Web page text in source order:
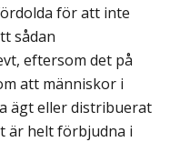
för att inte
sådan
eftersom det på
att människor i
ägt eller distribuerat
är helt förbjudna i